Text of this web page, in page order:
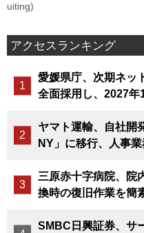
uiting)
アクセスランキング
愛媛県庁、次期ネッ
全面採用し、2027年
ヤマト運輸、自社開
NY」に移行、人事
三原赤十字病院、院
換時の復旧作業を簡
SMBC日興証券、サ